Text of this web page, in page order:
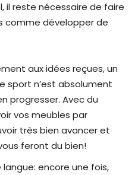
il reste nécessaire de faire
comme développer de
aux idées reçues, un
sport n’est absolument
progresser. Avec du
vos meubles par
très bien avancer et
feront du bien!
encore une fois,